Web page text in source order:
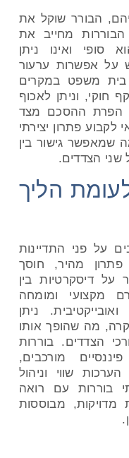
הבורר שוקל את
מחייב את
סופי ואינו ניתן
על אפשרות ערעור
משפט במקרים
חוקי, וניתן לאכוף
הפרת ההסכם מצד
פתרון יצירתי
שמאפשר גישור בין
שני הצדדים.
הליך
על פני התדיינות
מהיר, חוסך
על דיסקרטיות בין
מקצועי ומומחה
ניתן
מה שהופך אותו
הצדדים. בוררות
מורכבים,
שווי וניהול
בוררות עם רואה
מדויקות, מבוססות